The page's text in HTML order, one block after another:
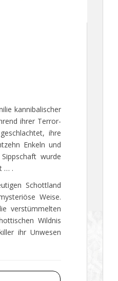
kannibalischer
ihrer Terror-
ihre
Enkeln und
wurde
… .
Schottland
Weise.
verstümmelten
Wildnis
ihr Unwesen